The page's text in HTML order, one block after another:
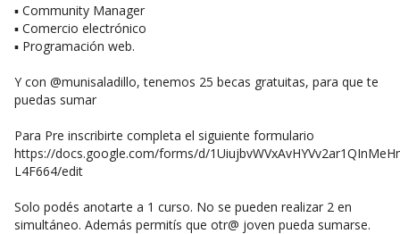
▪️ Community Manager
▪️ Comercio electrónico
▪️ Programación web.
Y con @munisaladillo, tenemos 25 becas gratuitas, para que te
puedas sumar
Para Pre inscribirte completa el siguiente formulario
https://docs.google.com/forms/d/
L4F664/edit
Solo podés anotarte a 1 curso. No se pueden realizar 2 en
simultáneo. Además permitís que otr@ joven pueda sumarse.